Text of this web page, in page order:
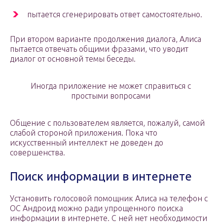
пытается сгенерировать ответ самостоятельно.
При втором варианте продолжения диалога, Алиса
пытается отвечать общими фразами, что уводит
диалог от основной темы беседы.
Иногда приложение не может справиться с
простыми вопросами
Общение с пользователем является, пожалуй, самой
слабой стороной приложения. Пока что
искусственный интеллект не доведен до
совершенства.
Поиск информации в интернете
Установить голосовой помощник Алиса на телефон с
ОС Андроид можно ради упрощенного поиска
информации в интернете. С ней нет необходимости